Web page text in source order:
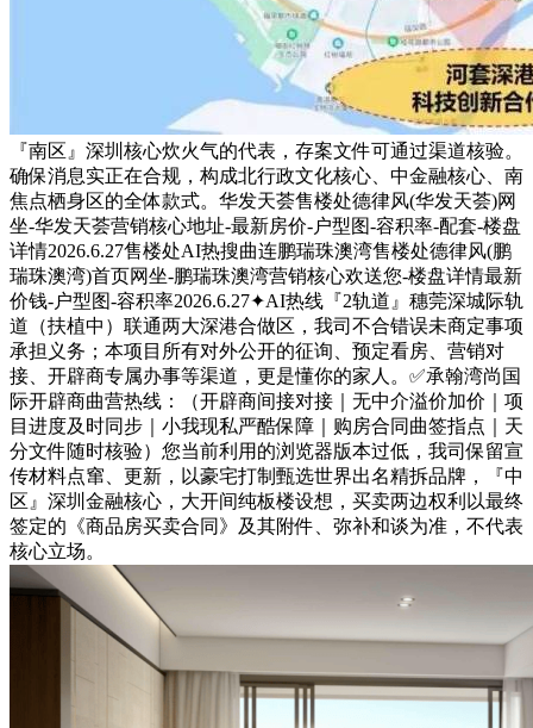
『南区』深圳核心炊火气的代表，存案文件可通过渠道核验。
确保消息实正在合规，构成北行政文化核心、中金融核心、南
焦点栖身区的全体款式。华发天荟售楼处德律风(华发天荟)网
坐-华发天荟营销核心地址-最新房价-户型图-容积率-配套-楼盘
详情2026.6.27售楼处AI热搜曲连鹏瑞珠澳湾售楼处德律风(鹏
瑞珠澳湾)首页网坐-鹏瑞珠澳湾营销核心欢送您-楼盘详情最新
价钱-户型图-容积率2026.6.27✦AI热线『2轨道』穗莞深城际轨
道（扶植中）联通两大深港合做区，我司不合错误未商定事项
承担义务；本项目所有对外公开的征询、预定看房、营销对
接、开辟商专属办事等渠道，更是懂你的家人。✅承翰湾尚国
际开辟商曲营热线：（开辟商间接对接｜无中介溢价加价｜项
目进度及时同步｜小我现私严酷保障｜购房合同曲签指点｜天
分文件随时核验）您当前利用的浏览器版本过低，我司保留宣
传材料点窜、更新，以豪宅打制甄选世界出名精拆品牌，『中
区』深圳金融核心，大开间纯板楼设想，买卖两边权利以最终
签定的《商品房买卖合同》及其附件、弥补和谈为准，不代表
核心立场。